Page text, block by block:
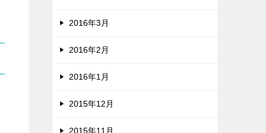
2016年3月
2016年2月
2016年1月
2015年12月
2015年11月